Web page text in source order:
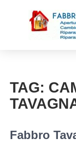
TAG:
Fabbro